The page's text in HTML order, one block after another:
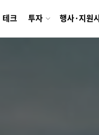
테크 투자 행사·지원